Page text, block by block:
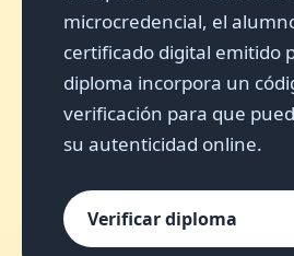
microcredencial, el
certificado digital emitido
diploma incorpora un
verificación para que
su autenticidad online.
Verificar diploma